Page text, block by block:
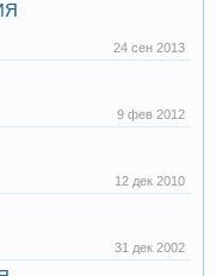
24 сен 2013
9 фев 2012
12 дек 2010
31 дек 2002